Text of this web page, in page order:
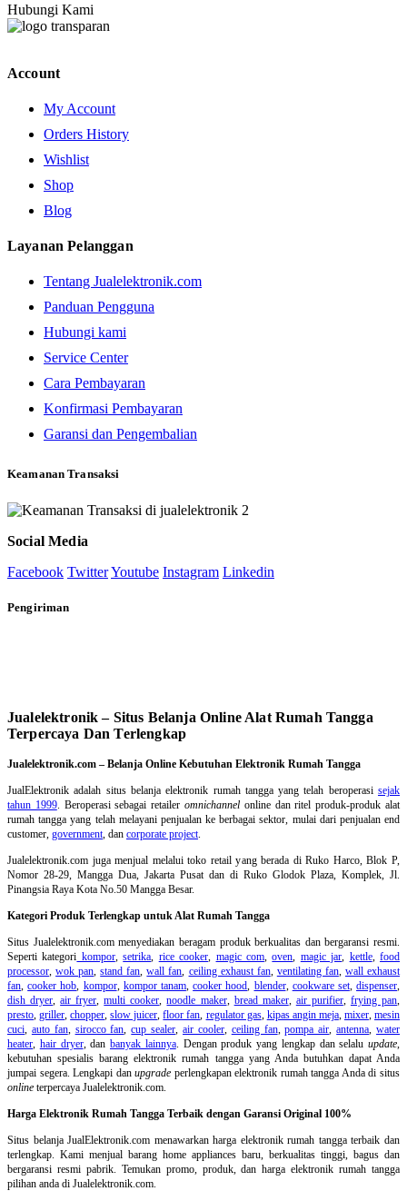
Hubungi Kami
Account
My Account
Orders History
Wishlist
Shop
Blog
Layanan Pelanggan
Tentang Jualelektronik.com
Panduan Pengguna
Hubungi kami
Service Center
Cara Pembayaran
Konfirmasi Pembayaran
Garansi dan Pengembalian
Keamanan Transaksi
Social Media
Facebook TwitterYoutube Instagram Linkedin
Pengiriman
Jualelektronik – Situs Belanja Online Alat Rumah Tangga
Terpercaya Dan Terlengkap
Jualelektronik.com – Belanja Online Kebutuhan Elektronik Rumah Tangga
JualElektronik adalah situs belanja elektronik rumah tanggayang telah beroperasisejak
tahun 1999. Beroperasi sebagai retaileromnichannel online dan ritel produk-produk alat
rumah tangga yang telah melayani penjualan ke berbagai sektor, mulai dari penjualan end
customer, government, dan corporate project.
Jualelektronik.com juga menjual melalui toko retail yang berada di Ruko Harco, Blok P,
Nomor 28-29, Mangga Dua, Jakarta Pusat dan di Ruko Glodok Plaza, Komplek, Jl.
Pinangsia Raya Kota No.50 Mangga Besar.
Kategori Produk Terlengkap untuk Alat Rumah Tangga
Situs Jualelektronik.com menyediakan beragam produk berkualitas dan bergaransi resmi.
Seperti kategori kompor,setrika, rice cooker, magic com,oven, magic jar, kettle,food
processor,wok pan,stand fan,wall fan, ceiling exhaust fan, ventilating fan, wall exhaust
fan,cooker hob, kompor, kompor tanam,cooker hood, blender, cookware set,dispenser,
dish dryer,air fryer,multi cooker,noodle maker, bread maker, air purifier, frying pan,
presto,griller,chopper,slow juicer,floor fan, regulator gas, kipas angin meja, mixer,mesin
cuci, auto fan, sirocco fan,cup sealer,air cooler, ceiling fan,pompa air,antenna,water
heater, hair dryer, dan banyak lainnya. Dengan produk yang lengkap dan selalu update,
kebutuhan spesialis barang elektronik rumah tangga yang Anda butuhkan dapat Anda
jumpai segera. Lengkapi danupgrade perlengkapan elektronik rumah tangga Anda di situs
online terpercaya Jualelektronik.com.
Harga Elektronik Rumah Tangga Terbaik dengan Garansi Original 100%
Situs belanjaJualElektronik.com menawarkan harga elektronik rumah tangga terbaik dan
terlengkap. Kami menjual barang home appliances baru, berkualitas tinggi, bagus dan
bergaransi resmi pabrik. Temukan promo, produk, dan harga elektronik rumah tangga
pilihan anda di Jualelektronik.com.